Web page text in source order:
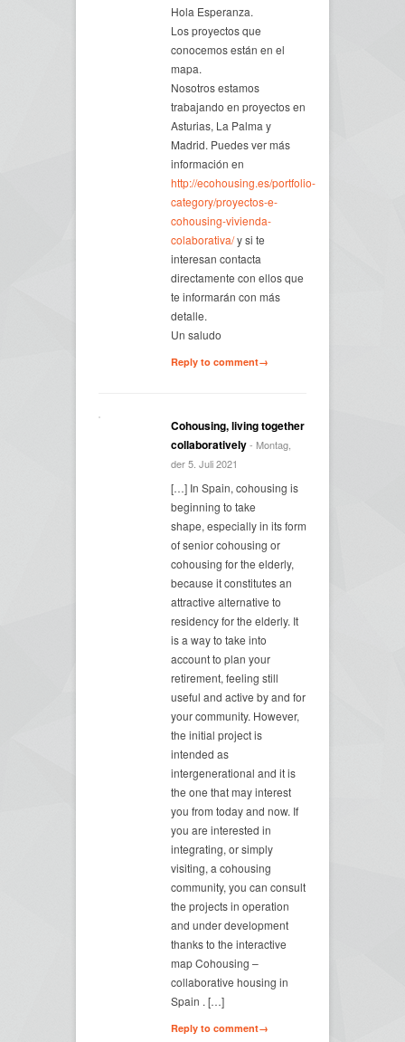
Hola Esperanza.
Los proyectos que
conocemos están en el
mapa.
Nosotros estamos
trabajando en proyectos en
Asturias, La Palma y
Madrid. Puedes ver más
información en
http://ecohousing.es/portfolio-
category/proyectos-e-
cohousing-vivienda-
colaborativa/y si te
interesan contacta
directamente con ellos que
te informarán con más
detalle.
Un saludo
Reply to comment→
Cohousing, living together
collaboratively- Montag,
der 5. Juli 2021
[…] In Spain, cohousing is
beginning to take
shape, especially in its form
of senior cohousing or
cohousing for the elderly,
because it constitutes an
attractive alternative to
residency for the elderly. It
is a way to take into
account to plan your
retirement, feeling still
useful and active by and for
your community. However,
the initial project is
intended as
intergenerational and it is
the one that may interest
you from today and now. If
you are interested in
integrating, or simply
visiting, a cohousing
community, you can consult
the projects in operation
and under development
thanks to the interactive
map Cohousing –
collaborative housing in
Spain . […]
Reply to comment→